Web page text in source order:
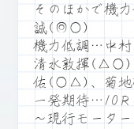
そのほかで機
誠(◎○)
機力低調…中
清水敦揮(△○)
佑(○△)、菊
一発期待…10
～現行モータ